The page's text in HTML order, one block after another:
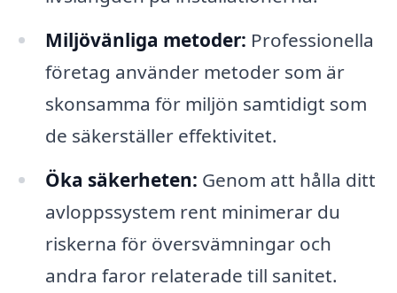
Miljövänliga metoder: Professionella
företag använder metoder som är
skonsamma för miljön samtidigt som
de säkerställer effektivitet.
Öka säkerheten: Genom att hålla ditt
avloppssystem rent minimerar du
riskerna för översvämningar och
andra faror relaterade till sanitet.